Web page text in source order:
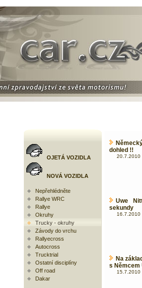
OJETÁ VOZIDLA
NOVÁ VOZIDLA
Nepřehlédněte
Rallye WRC
Rallye
Okruhy
Trucky - okruhy
Závody do vrchu
Rallyecross
Autocross
Trucktrial
Ostatní disciplíny
Off road
Dakar
dohled !!
20.7.2010
Uwe
sekundy
16.7.2010
Na
s Němcem
15.7.2010